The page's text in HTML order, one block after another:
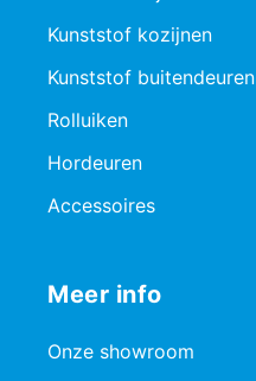
Kunststof kozijnen
Kunststof buitendeuren
Rolluiken
Hordeuren
Accessoires
Meer info
Onze showroom